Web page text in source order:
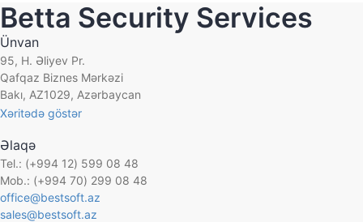
Betta Security Services
Ünvan
95, H. Əliyev Pr.
Qafqaz Biznes Mərkəzi
Bakı, AZ1029, Azərbaycan
Xəritədə göstər
Əlaqə
Tel.: (+994 12) 599 08 48
Mob.: (+994 70) 299 08 48
office@bestsoft.az
sales@bestsoft.az